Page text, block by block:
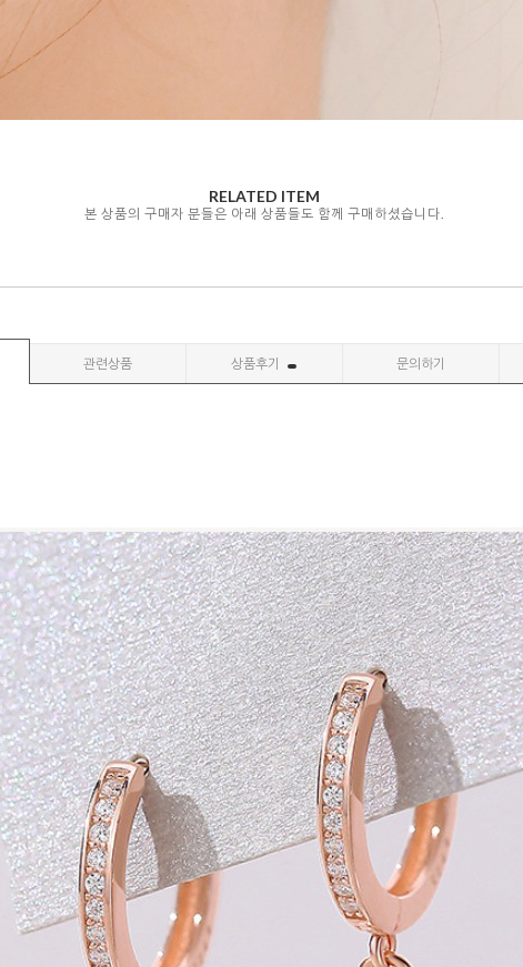
RELATED ITEM
본 상품의 구매자 분들은 아래 상품들도 함께 구매하셨습니다.
관련상품 상품후기 문의하기